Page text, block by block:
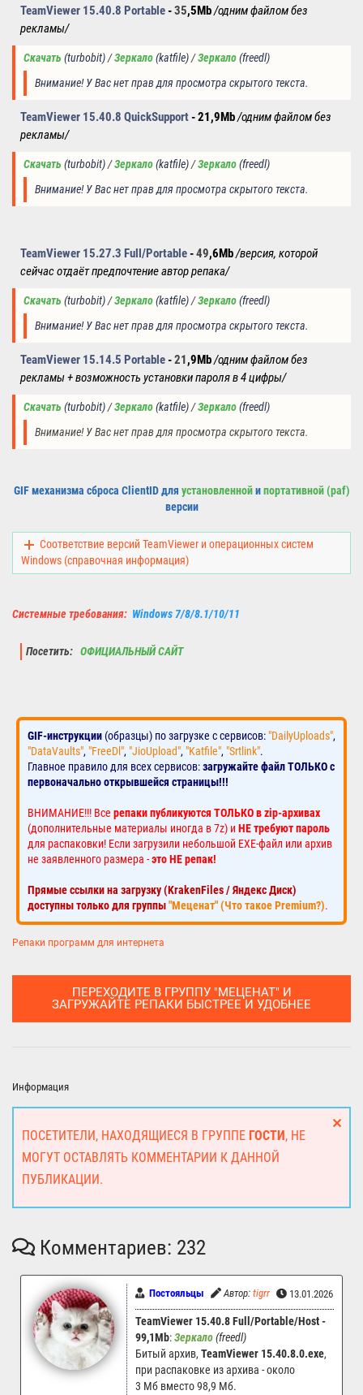
TeamViewer 15.40.8 Portable -35,5Mb/одним файлом без
рекламы/
Скачать (turbobit)/Зеркало(katfile) /Зеркало(freedl)
Внимание! У Вас нет прав для просмотра скрытого текста.
TeamViewer 15.40.8 QuickSupport - 21,9Mb/одним файлом без
рекламы/
Скачать (turbobit)/Зеркало(katfile) /Зеркало(freedl)
Внимание! У Вас нет прав для просмотра скрытого текста.
TeamViewer 15.27.3 Full/Portable -49,6Mb/версия, которой
сейчас отдаёт предпочтение автор репака/
Скачать (turbobit)/Зеркало(katfile) /Зеркало(freedl)
Внимание! У Вас нет прав для просмотра скрытого текста.
TeamViewer 15.14.5 Portable -21,9Mb/одним файлом без
рекламы + возможность установки пароля в 4 цифры/
Скачать (turbobit)/Зеркало(katfile) /Зеркало(freedl)
Внимание! У Вас нет прав для просмотра скрытого текста.
GIF механизма сброса ClientID для установленной и портативной (paf)
версии
Соответствие версий TeamViewer и операционных систем
Windows (справочная информация)
Системные требования: Windows 7/8/8.1/10/11
Посетить: ОФИЦИАЛЬНЫЙ САЙТ
GIF-инструкции (образцы) по загрузке с сервисов: "DailyUploads",
"DataVaults", "FreeDl", "JioUpload", "Katfile", "Srtlink".
Главное правило для всех сервисов:загружайте файл ТОЛЬКО с
первоначально открывшейся страницы!!!
ВНИМАНИЕ!!! Все репаки публикуются ТОЛЬКО в zip-архивах
(дополнительные материалы иногда в 7z) иНЕ требуют пароль
для распаковки! Если загрузили небольшой EXE-файл или архив
не заявленного размера -это НЕ репак!
Прямые ссылки на загрузку (KrakenFiles / Яндекс Диск)
доступны только для группы"Меценат" (Что такое Premium?).
Репаки программ для интернета
ПЕРЕХОДИТЕ В ГРУППУ "МЕЦЕНАТ" И
ЗАГРУЖАЙТЕ РЕПАКИ БЫСТРЕЕ И УДОБНЕЕ
Информация
ПОСЕТИТЕЛИ, НАХОДЯЩИЕСЯ В ГРУППЕ ГОСТИ, НЕ
МОГУТ ОСТАВЛЯТЬ КОММЕНТАРИИ К ДАННОЙ
ПУБЛИКАЦИИ.
Комментариев: 232
Постояльцы Автор: tigrr 13.01.2026 21:57
TeamViewer 15.40.8 Full/Portable/Host -
99,1Mb:Зеркало(freedl)
Битый архив, TeamViewer 15.40.8.0.exe,
при распаковке из архива - около
3 Мб вместо 98,9 Мб.